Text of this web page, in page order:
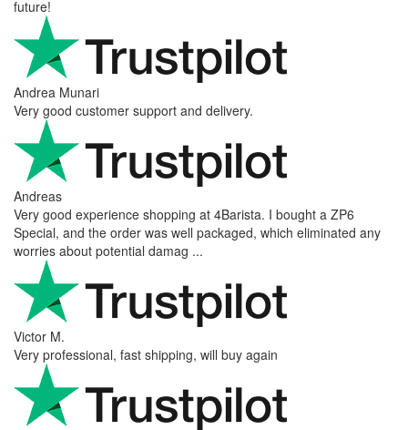
future!
Andrea Munari
Very good customer support and delivery.
Andreas
Very good experience shopping at 4Barista. I bought a ZP6
Special, and the order was well packaged, which eliminated any
worries about potential damag ...
Victor M.
Very professional, fast shipping, will buy again